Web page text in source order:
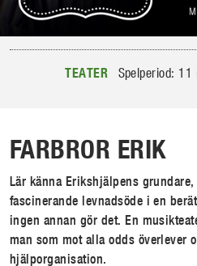
TEATER Spelperiod:
FARBROR ERIK
Lär känna Erikshjälpens
fascinerande levnadsöde i en
ingen annan gör det. En
man som mot alla odds överlever
hjälporganisation.